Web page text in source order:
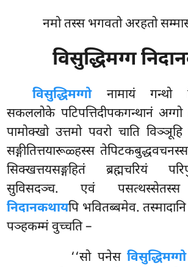
नमो तस्स भगवतो अरहतो
विसुद्धिमग्ग
विसुद्धिमग्गो
नामायं गन्थो
सकललोके पटिपत्तिदीपकगन्थानं अग्गो
पामोक्खो उत्तमो पवरो चाति
सङ्गीतित्तयारूळ्हस्स
सिक्खत्तयसङ्गहितं ब्रह्मचरियं
सुविसदञ्च. एवं पसत्थस्सेतस्स
निदानकथायपि भवितब्बमेव.
पञ्हकम्मं वुच्चति –
‘‘सो पनेसविसुद्धिमग्गो